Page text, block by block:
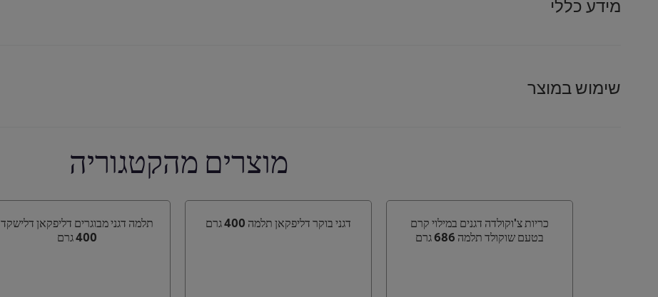
שימוש במוצר
מוצרים מהקטגוריה
כריות צ'וקולדה דגנים במילוי קרם
בטעם שוקולד תלמה 686 גרם
דגני בוקר דליפקאן תלמה 400 גרם
תלמה דגני מבוגרים דליפקאן דלישקד
400 גרם